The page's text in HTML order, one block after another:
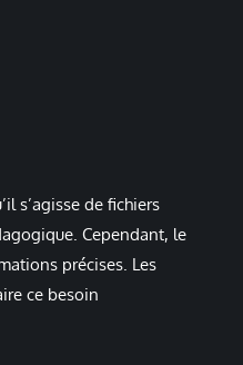
s’agisse de fichiers
Cependant, le
précises. Les
ce besoin